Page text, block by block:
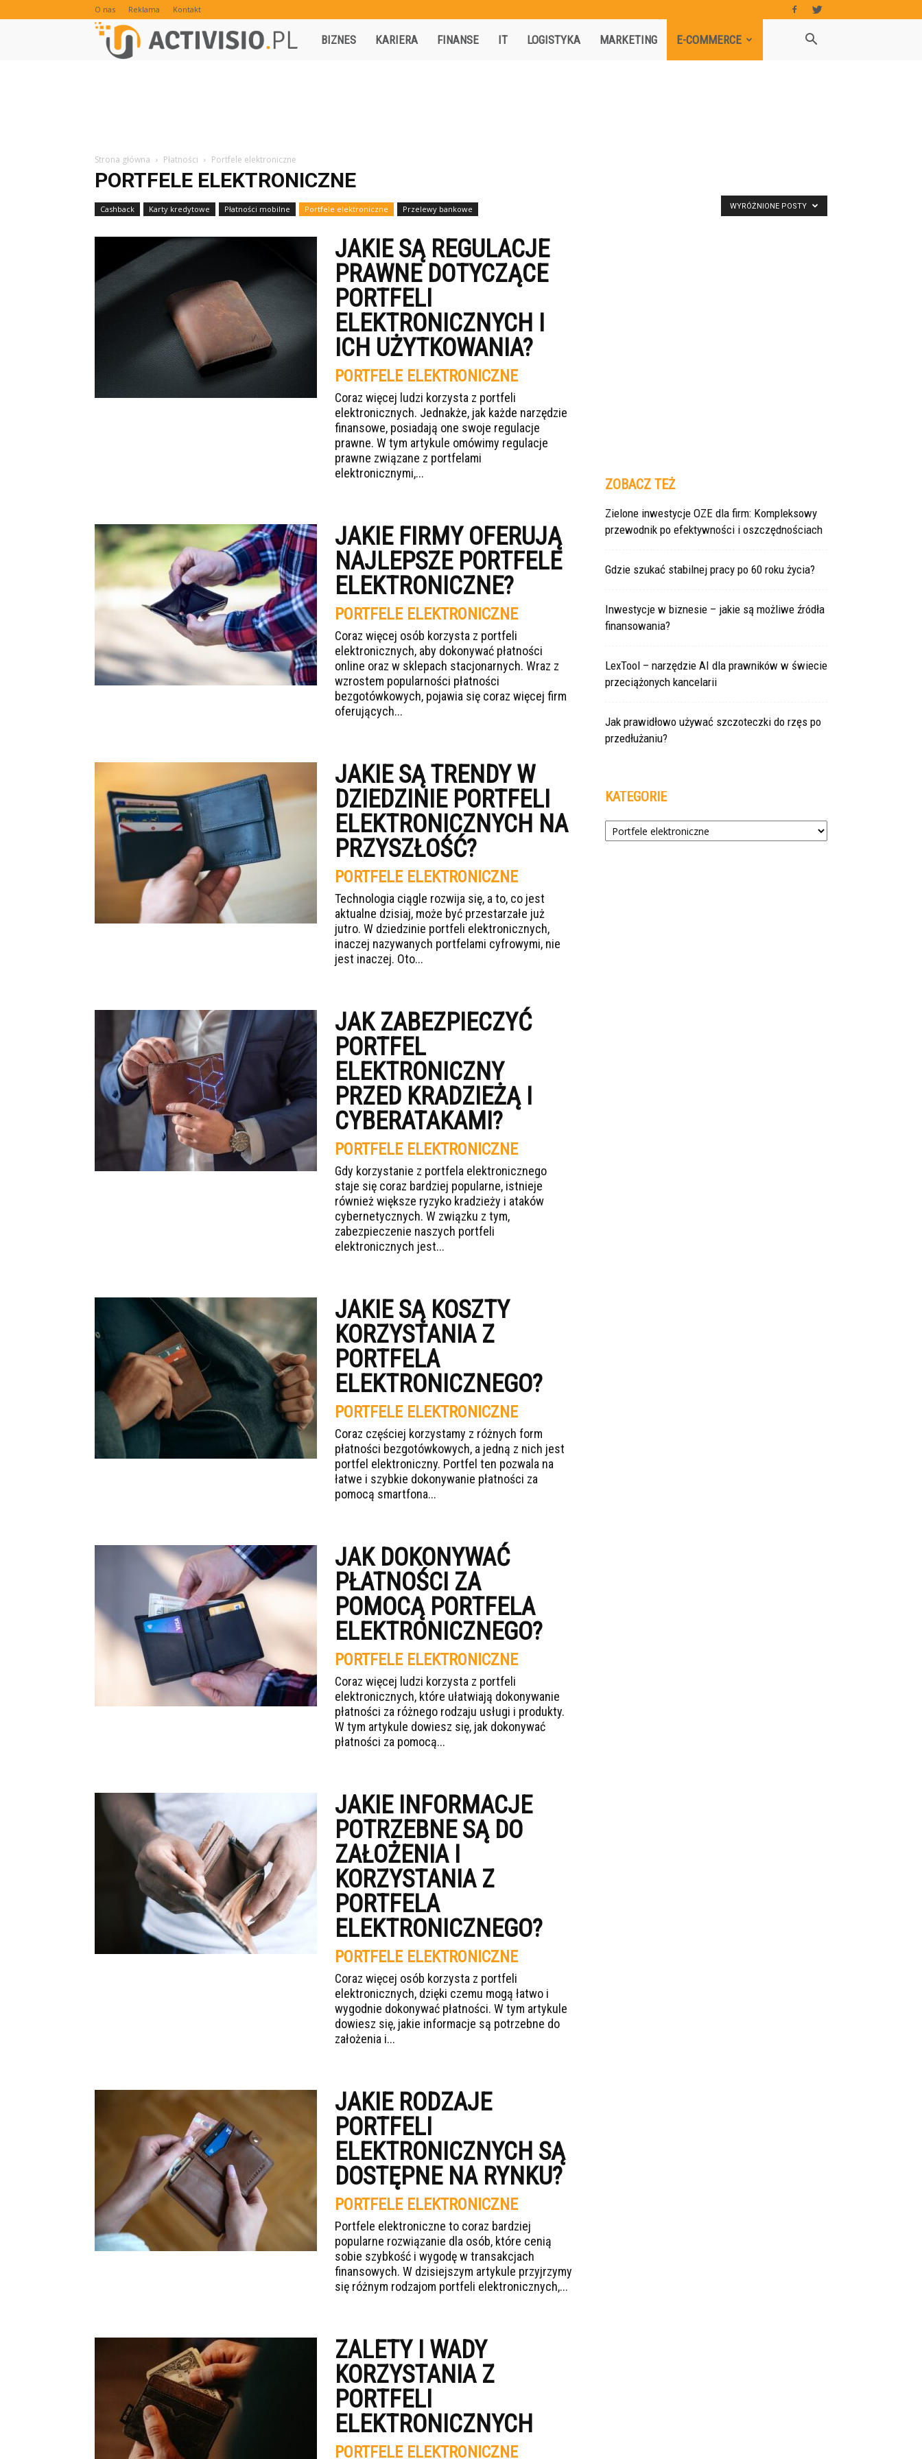
O nas Reklama Kontakt
Activisio.pl
BIZNES KARIERA FINANSE IT LOGISTYKA MARKETING E-COMMERCE
Strona główna Płatności Portfele elektroniczne
PORTFELE ELEKTRONICZNE
Cashback Karty kredytowe Płatności mobilne Portfele elektroniczne Przelewy bankowe WYRÓŻNIONE POSTY
JAKIE SĄ REGULACJE
PRAWNE DOTYCZĄCE
PORTFELI
ELEKTRONICZNYCH I
ICH UŻYTKOWANIA?
PORTFELE ELEKTRONICZNE
Coraz więcej ludzi korzysta z portfeli
elektronicznych. Jednakże, jak każde narzędzie
finansowe, posiadają one swoje regulacje
prawne. W tym artykule omówimy regulacje
prawne związane z portfelami
elektronicznymi,...
JAKIE FIRMY OFERUJĄ
NAJLEPSZE PORTFELE
ELEKTRONICZNE?
PORTFELE ELEKTRONICZNE
Coraz więcej osób korzysta z portfeli
elektronicznych, aby dokonywać płatności
online oraz w sklepach stacjonarnych. Wraz z
wzrostem popularności płatności
bezgotówkowych, pojawia się coraz więcej firm
oferujących...
JAKIE SĄ TRENDY W
DZIEDZINIE PORTFELI
ELEKTRONICZNYCH NA
PRZYSZŁOŚĆ?
PORTFELE ELEKTRONICZNE
Technologia ciągle rozwija się, a to, co jest
aktualne dzisiaj, może być przestarzałe już
jutro. W dziedzinie portfeli elektronicznych,
inaczej nazywanych portfelami cyfrowymi, nie
jest inaczej. Oto...
JAK ZABEZPIECZYĆ
PORTFEL
ELEKTRONICZNY
PRZED KRADZIEŻĄ I
CYBERATAKAMI?
PORTFELE ELEKTRONICZNE
Gdy korzystanie z portfela elektronicznego
staje się coraz bardziej popularne, istnieje
również większe ryzyko kradzieży i ataków
cybernetycznych. W związku z tym,
zabezpieczenie naszych portfeli
elektronicznych jest...
JAKIE SĄ KOSZTY
KORZYSTANIA Z
PORTFELA
ELEKTRONICZNEGO?
PORTFELE ELEKTRONICZNE
Coraz częściej korzystamy z różnych form
płatności bezgotówkowych, a jedną z nich jest
portfel elektroniczny. Portfel ten pozwala na
łatwe i szybkie dokonywanie płatności za
pomocą smartfona...
JAK DOKONYWAĆ
PŁATNOŚCI ZA
POMOCĄ PORTFELA
ELEKTRONICZNEGO?
PORTFELE ELEKTRONICZNE
Coraz więcej ludzi korzysta z portfeli
elektronicznych, które ułatwiają dokonywanie
płatności za różnego rodzaju usługi i produkty.
W tym artykule dowiesz się, jak dokonywać
płatności za pomocą...
JAKIE INFORMACJE
POTRZEBNE SĄ DO
ZAŁOŻENIA I
KORZYSTANIA Z
PORTFELA
ELEKTRONICZNEGO?
PORTFELE ELEKTRONICZNE
Coraz więcej osób korzysta z portfeli
elektronicznych, dzięki czemu mogą łatwo i
wygodnie dokonywać płatności. W tym artykule
dowiesz się, jakie informacje są potrzebne do
założenia i...
JAKIE RODZAJE
PORTFELI
ELEKTRONICZNYCH SĄ
DOSTĘPNE NA RYNKU?
PORTFELE ELEKTRONICZNE
Portfele elektroniczne to coraz bardziej
popularne rozwiązanie dla osób, które cenią
sobie szybkość i wygodę w transakcjach
finansowych. W dzisiejszym artykule przyjrzymy
się różnym rodzajom portfeli elektronicznych,...
ZALETY I WADY
KORZYSTANIA Z
PORTFELI
ELEKTRONICZNYCH
PORTFELE ELEKTRONICZNE
ZOBACZ TEŻ
Zielone inwestycje OZE dla firm: Kompleksowy
przewodnik po efektywności i oszczędnościach
Gdzie szukać stabilnej pracy po 60 roku życia?
Inwestycje w biznesie – jakie są możliwe źródła
finansowania?
LexTool – narzędzie AI dla prawników w świecie
przeciążonych kancelarii
Jak prawidłowo używać szczoteczki do rzęs po
przedłużaniu?
KATEGORIE
Kategorie